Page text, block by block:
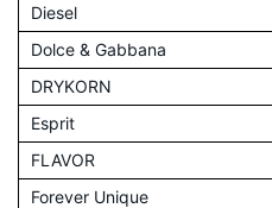
Diesel
Dolce & Gabbana
DRYKORN
Esprit
FLAVOR
Forever Unique